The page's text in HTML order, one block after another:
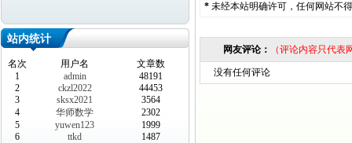
站内统计
名次 用户名
文章数
1
admin
48191
2
ckzl2022
44453
3
sksx2021
3564
4
华师数学
2302
5
yuwen123
1999
6
ttkd
1487
* 未经本站明确许可，任何网站不
网友评论： （评论内容只代
没有任何评论